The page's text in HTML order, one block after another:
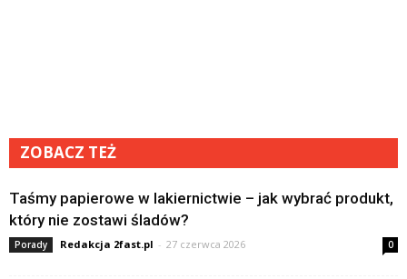
ZOBACZ TEŻ
Taśmy papierowe w lakiernictwie – jak wybrać produkt,
który nie zostawi śladów?
Porady Redakcja 2fast.pl - 27 czerwca 2026 0